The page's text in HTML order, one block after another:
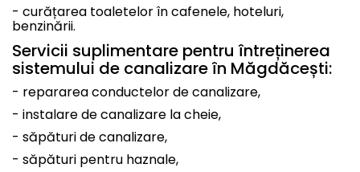
- curățarea toaletelor în cafenele, hoteluri,
benzinării.
Servicii suplimentare pentru întreținerea
sistemului de canalizare în Măgdăcești:
- repararea conductelor de canalizare,
- instalare de canalizare la cheie,
- săpături de canalizare,
- săpături pentru haznale,